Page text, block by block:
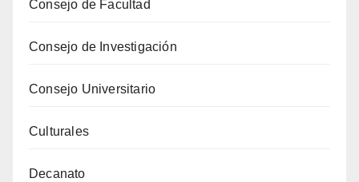
Consejo de Facultad
Consejo de Investigación
Consejo Universitario
Culturales
Decanato